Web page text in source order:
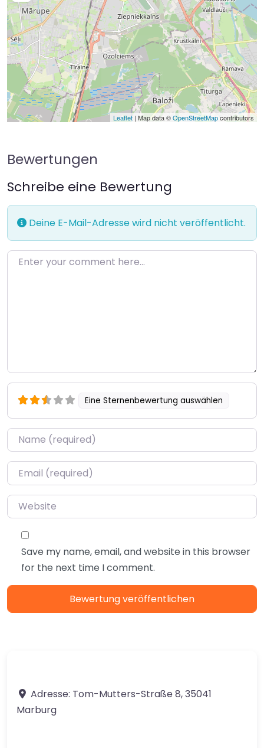
Leaflet | Map data ©OpenStreetMapcontributors
Bewertungen
Schreibe eine Bewertung
Deine E-Mail-Adresse wird nicht veröffentlicht.
Enter your comment here…
Eine Sternenbewertung auswählen
Name*
Email*
Website
Save my name, email, and website in this browser
for the next time I comment.
Adresse: Tom-Mutters-Straße 8,35041
Marburg